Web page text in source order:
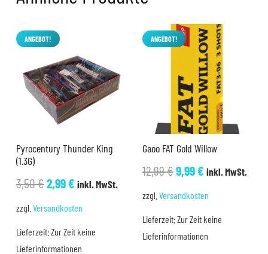
ANGEBOT!
Pyrocentury Thunder King
(1.3G)
3,50€Ursprünglicher
3,50 €
2,99€Aktueller
2,99 €.
inkl. MwSt.
zzgl. Versandkosten
Lieferzeit:Zur Zeit keine
Lieferinformationen
ANGEBOT!
Gaoo FAT Gold Willow
12,99€Ursprünglicher
12,99 €
9,99€Aktueller
9,99 €.
inkl. MwSt.
zzgl. Versandkosten
Lieferzeit:Zur Zeit keine
Lieferinformationen